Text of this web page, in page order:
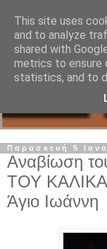
Παρασκευή 5
Αναβίωση
ΤΟΥ
Άγιο Ιωάννη
This site uses
and to analyze
shared with
metrics to ensure
statistics, and to